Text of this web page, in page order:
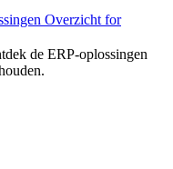
Overzicht for
de ERP-oplossingen